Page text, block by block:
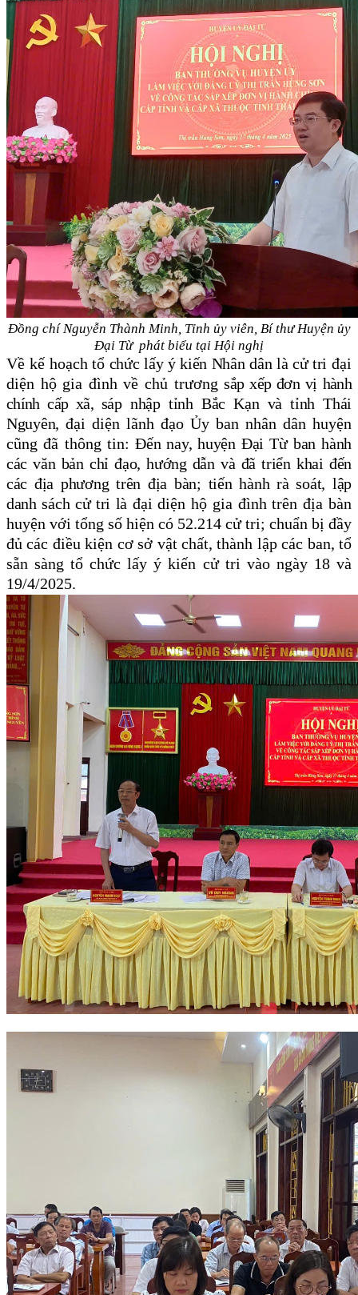
Đồng chí Nguyễn Thành Minh, Tỉnh ủy viên, Bí thư Huyện ủy
Đại Từ phát biểu tại Hội nghị
Về kế hoạchtổ chức lấy ý kiến Nhân dân là cử tri đại
diện hộ gia đình vềchủ trươngsắp xếp đơn vị hành
chính cấp xã, sáp nhậptỉnh BắcKạn và tỉnh Thái
Nguyên, đại diện lãnh đạo Ủy ban nhân dân huyện
cũng đã thông tin: Đến nay, huyện Đại Từ ban hành
các văn bản chỉ đạo, hướng dẫn và đã triển khai đến
các địa phương trên địa bàn; tiến hành rà soát, lập
danh sách cử tri là đại diện hộ gia đình trên địa bàn
huyện với tổng số hiện có 52.214 cử tri; chuẩn bị đầy
đủ các điều kiện cơ sở vật chất, thành lập các ban, tổ
sẵn sàng tổ chức lấy ý kiến cử tri vào ngày 18 và
19/4/2025.